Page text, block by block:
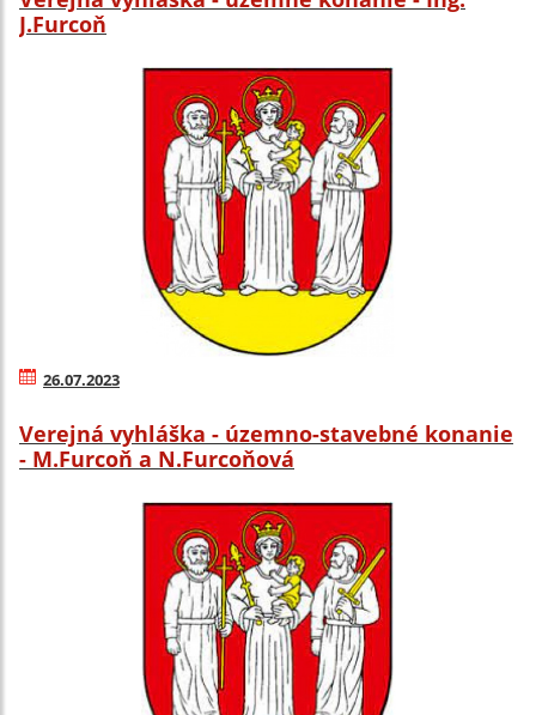
J.Furcoň
26.07.2023
Verejná vyhláška - územno-stavebné konanie
- M.Furcoň a N.Furcoňová